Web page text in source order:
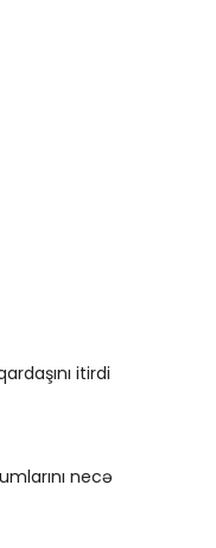
itirdi
necə